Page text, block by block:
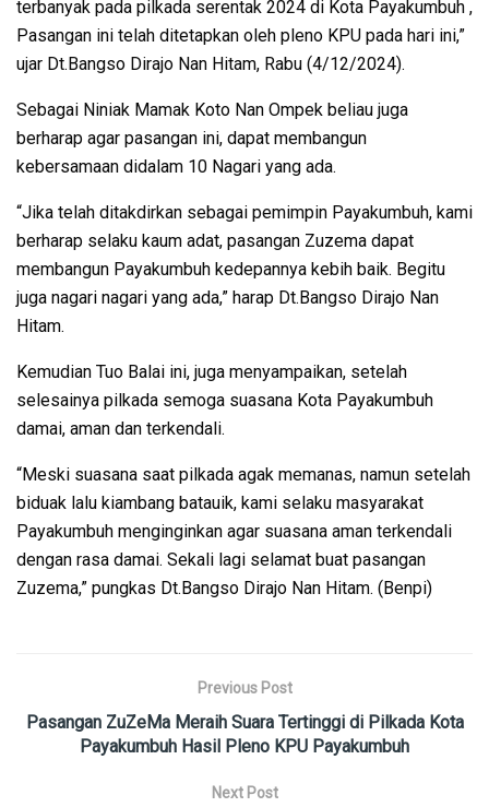
terbanyak pada pilkada serentak 2024 di Kota Payakumbuh ,
Pasangan ini telah ditetapkan oleh pleno KPU pada hari ini,”
ujar Dt.Bangso Dirajo Nan Hitam, Rabu (4/12/2024).
Sebagai Niniak Mamak Koto Nan Ompek beliau juga
berharap agar pasangan ini, dapat membangun
kebersamaan didalam 10 Nagari yang ada.
“Jika telah ditakdirkan sebagai pemimpin Payakumbuh, kami
berharap selaku kaum adat, pasangan Zuzema dapat
membangun Payakumbuh kedepannya kebih baik. Begitu
juga nagari nagari yang ada,” harap Dt.Bangso Dirajo Nan
Hitam.
Kemudian Tuo Balai ini, juga menyampaikan, setelah
selesainya pilkada semoga suasana Kota Payakumbuh
damai, aman dan terkendali.
“Meski suasana saat pilkada agak memanas, namun setelah
biduak lalu kiambang batauik, kami selaku masyarakat
Payakumbuh menginginkan agar suasana aman terkendali
dengan rasa damai. Sekali lagi selamat buat pasangan
Zuzema,” pungkas Dt.Bangso Dirajo Nan Hitam. (Benpi)
Previous Post
Pasangan ZuZeMa Meraih Suara Tertinggi di Pilkada Kota
Payakumbuh Hasil Pleno KPU Payakumbuh
Next Post